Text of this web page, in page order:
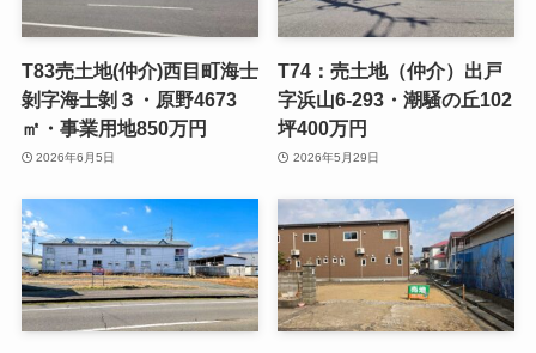
T83売土地(仲介)西目町海士
剝字海士剝３・原野4673
㎡・事業用地850万円
2026年6月5日
T74：売土地（仲介）出戸
字浜山6-293・潮騒の丘102
坪400万円
2026年5月29日